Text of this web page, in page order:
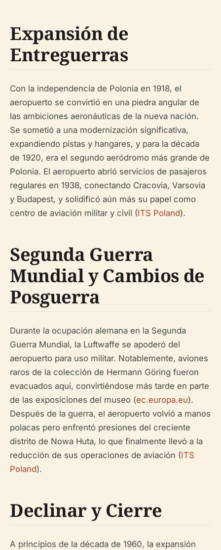
Expansión de
Entreguerras
Con la independencia de Polonia en 1918, el
aeropuerto se convirtió en una piedra angular de
las ambiciones aeronáuticas de la nueva nación.
Se sometió a una modernización significativa,
expandiendo pistas y hangares, y para la década
de 1920, era el segundo aeródromo más grande de
Polonia. El aeropuerto abrió servicios de pasajeros
regulares en 1938, conectando Cracovia, Varsovia
y Budapest, y solidificó aún más su papel como
centro de aviación militar y civil (ITS Poland).
Segunda Guerra
Mundial y Cambios de
Posguerra
Durante la ocupación alemana en la Segunda
Guerra Mundial, la Luftwaffe se apoderó del
aeropuerto para uso militar. Notablemente, aviones
raros de la colección de Hermann Göring fueron
evacuados aquí, convirtiéndose más tarde en parte
de las exposiciones del museo (ec.europa.eu).
Después de la guerra, el aeropuerto volvió a manos
polacas pero enfrentó presiones del creciente
distrito de Nowa Huta, lo que finalmente llevó a la
reducción de sus operaciones de aviación (ITS
Poland).
Declinar y Cierre
A principios de la década de 1960, la expansión